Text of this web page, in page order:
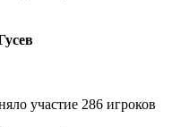
участие 286 игроков